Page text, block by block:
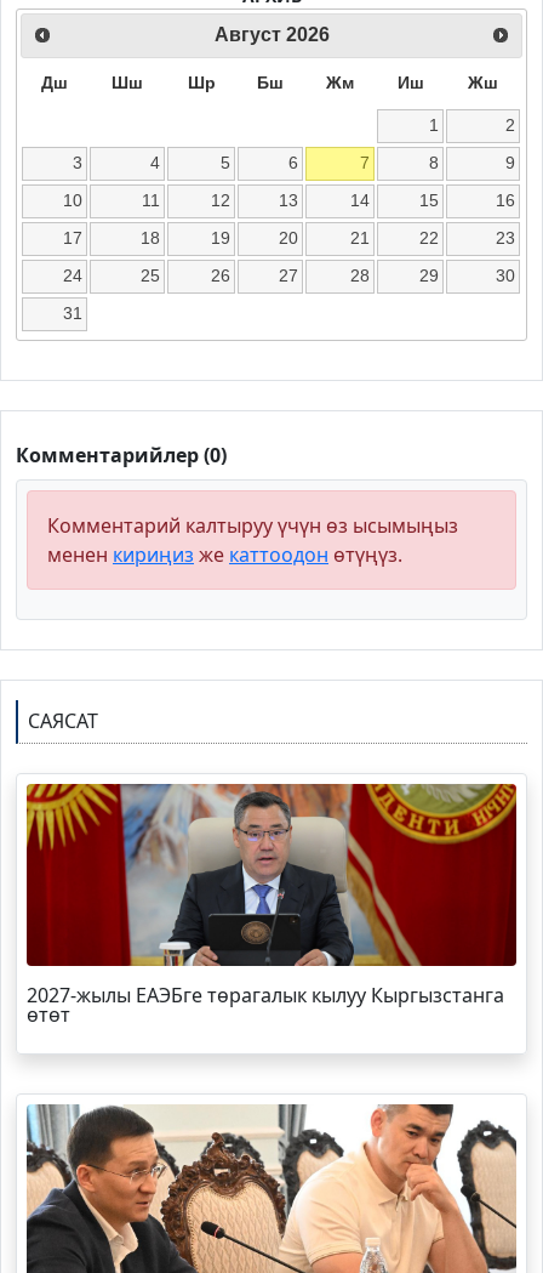
Август 2026
Дш Шш Шр Бш Жм Иш Жш
1
2
3
4 5 6 7 8
9
10
11 12 13 14 15
16
17
18 19 20 21 22
23
24
25 26 27 28 29
30
31
Комментарийлер (0)
Комментарий калтыруу үчүн өз ысымыңыз
менен кириңиз же каттоодон өтүңүз.
САЯСАТ
2027-жылы ЕАЭБге төрагалык кылуу Кыргызстанга
өтөт